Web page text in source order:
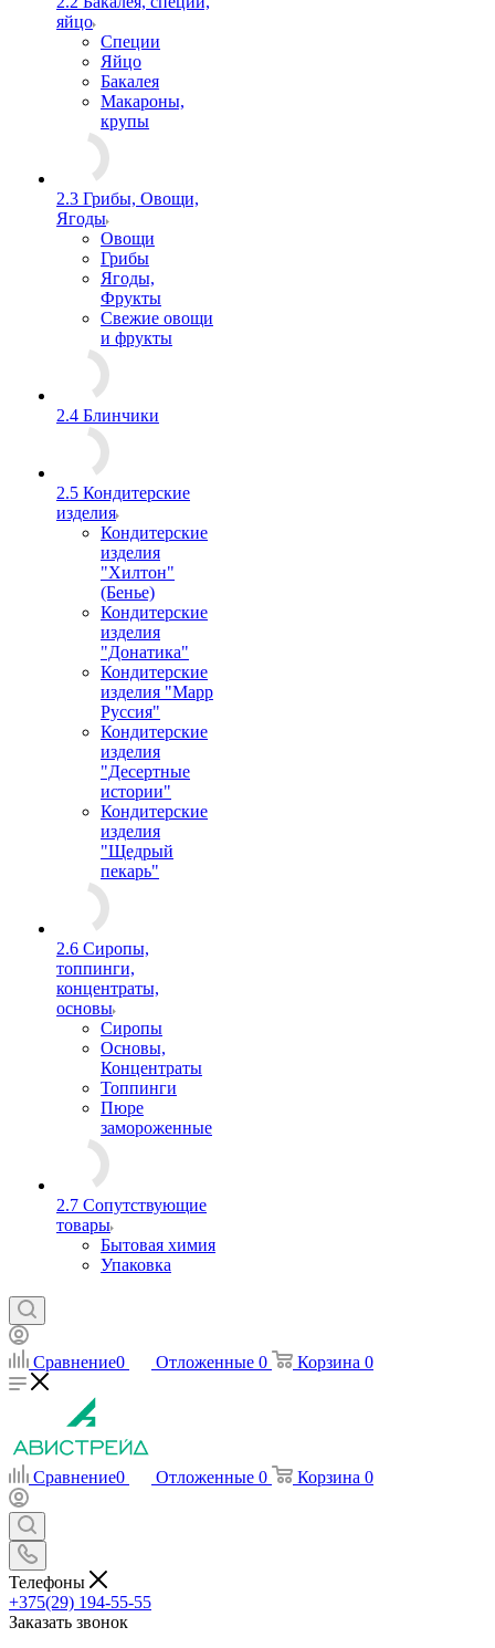
яйцо
Специи
Яйцо
Бакалея
Макароны,
крупы
2.3 Грибы, Овощи,
Ягоды
Овощи
Грибы
Ягоды,
Фрукты
Свежие овощи
и фрукты
2.4 Блинчики
2.5 Кондитерские
изделия
Кондитерские
изделия
"Хилтон"
(Бенье)
Кондитерские
изделия
"Донатика"
Кондитерские
изделия "Марр
Руссия"
Кондитерские
изделия
"Десертные
истории"
Кондитерские
изделия
"Щедрый
пекарь"
2.6 Сиропы,
топпинги,
концентраты,
основы
Сиропы
Основы,
Концентраты
Топпинги
Пюре
замороженные
2.7 Сопутствующие
товары
Бытовая химия
Упаковка
Сравнение0 Отложенные 0 Корзина 0
Сравнение0 Отложенные 0 Корзина 0
Телефоны
+375(29) 194-55-55
Заказать звонок